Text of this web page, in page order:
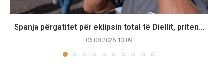
Spanja përgatitet për eklipsin total të Diellit, priten...
06.08.2026 13:09